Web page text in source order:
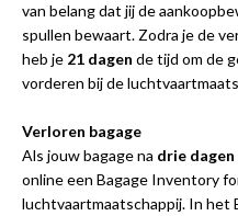
van belang dat jij de
spullen bewaart. Zodra je de
heb je 21 dagen de tijd om de
vorderen bij de
Verloren bagage
Als jouw bagage na drie dagen
online een Bagage Inventory
luchtvaartmaatschappij. In het